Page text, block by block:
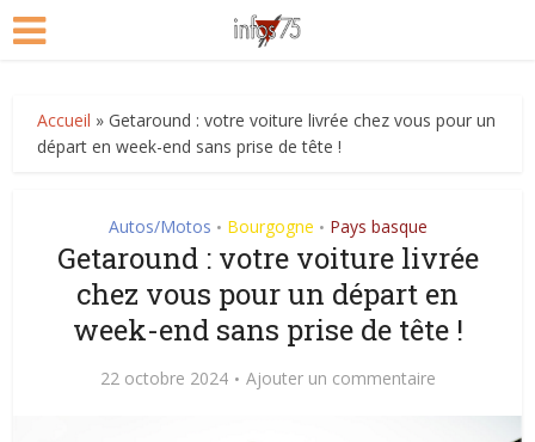
Accueil »Getaround : votre voiture livrée chez vous pour un
départ en week-end sans prise de tête !
Autos/Motos • Bourgogne • Pays basque
Getaround : votre voiture livrée
chez vous pour un départ en
week-end sans prise de tête !
22 octobre 2024 Ajouter un commentaire